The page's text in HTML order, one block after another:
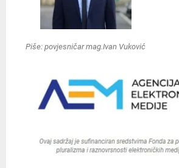
Piše: povjesničar mag.Ivan Vuković